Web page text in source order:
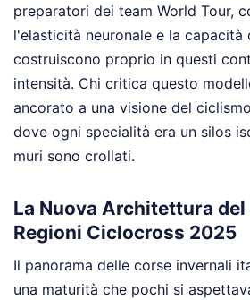
preparatori dei team World Tour,
l'elasticità neuronale e la capacità
costruiscono proprio in questi
intensità. Chi critica questo
ancorato a una visione del
dove ogni specialità era un silos
muri sono crollati.
La Nuova Architettura del
Regioni Ciclocross 2025
Il panorama delle corse invernali
una maturità che pochi si